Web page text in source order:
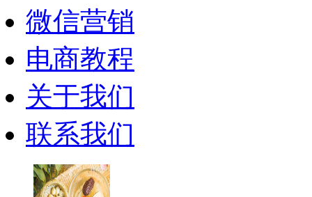
微信营销
电商教程
关于我们
联系我们